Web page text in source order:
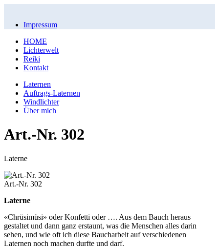
Impressum
HOME
Lichterwelt
Reiki
Kontakt
Laternen
Auftrags-Laternen
Windlichter
Über mich
Art.-Nr. 302
Laterne
Art.-Nr. 302
Laterne
«Chrüsimüsi» oder Konfetti oder …. Aus dem Bauch heraus
gestaltet und dann ganz erstaunt, was die Menschen alles darin
sehen, und wie oft ich diese Baucharbeit auf verschiedenen
Laternen noch machen durfte und darf.